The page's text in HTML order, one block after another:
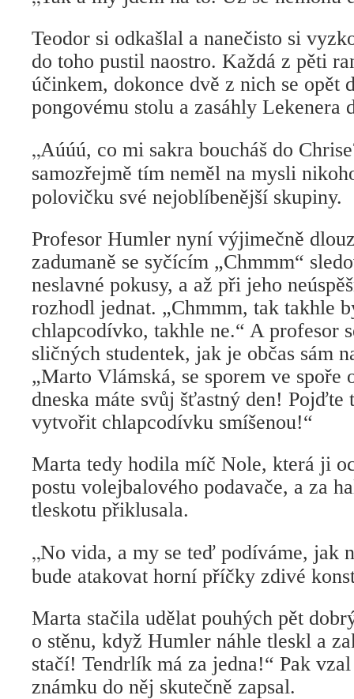
Teodor si odkašlal a nanečisto si
do toho pustil naostro. Každá z pěti
účinkem, dokonce dvě z nich se opět
pongovému stolu a zasáhly Lekenera
„Aúúú, co mi sakra boucháš do
samozřejmě tím neměl na mysli
polovičku své nejoblíbenější skupiny.
Profesor Humler nyní výjimečně
zadumaně se syčícím „Chmmm“
neslavné pokusy, a až při jeho
rozhodl jednat. „Chmmm, tak takhle
chlapcodívko, takhle ne.“ A profesor
sličných studentek, jak je občas sám
„Marto Vlámská, se sporem ve spoře
dneska máte svůj šťastný den! Pojďte
vytvořit chlapcodívku smíšenou!“
Marta tedy hodila míč Nole, která ji
postu volejbalového podavače, a za
tleskotu přiklusala.
„No vida, a my se teď podíváme, jak
bude atakovat horní příčky zdivé
Marta stačila udělat pouhých pět
o stěnu, když Humler náhle tleskl a
stačí! Tendrlík má za jedna!“ Pak
známku do něj skutečně zapsal.